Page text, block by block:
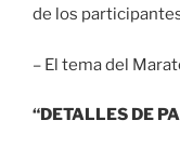
de los
– El tema del
“DETALLES DE